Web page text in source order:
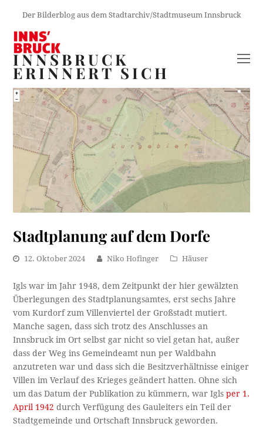
Der Bilderblog aus dem Stadtarchiv/Stadtmuseum Innsbruck
INNSBRUCK
ERINNERT SICH
Stadtplanung auf dem Dorfe
12. Oktober 2024 Niko Hofinger Häuser
Igls war im Jahr 1948, dem Zeitpunkt der hier gewälzten
Überlegungen des Stadtplanungsamtes, erst sechs Jahre
vom Kurdorf zum Villenviertel der Großstadt mutiert.
Manche sagen, dass sich trotz des Anschlusses an
Innsbruck im Ort selbst gar nicht so viel getan hat, außer
dass der Weg ins Gemeindeamt nun per Waldbahn
anzutreten war und dass sich die Besitzverhältnisse einiger
Villen im Verlauf des Krieges geändert hatten. Ohne sich
um das Datum der Publikation zu kümmern, war Iglsper 1.
April 1942 durch Verfügung des Gauleiters ein Teil der
Stadtgemeinde und Ortschaft Innsbruck geworden.